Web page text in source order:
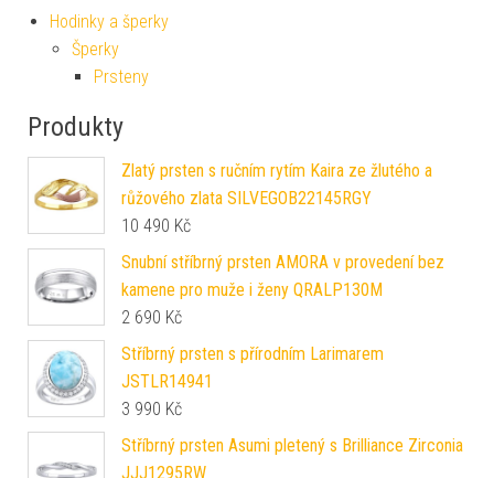
Hodinky a šperky
Šperky
Prsteny
Produkty
Zlatý prsten s ručním rytím Kaira ze žlutého a
růžového zlata SILVEGOB22145RGY
10 490 Kč
Snubní stříbrný prsten AMORA v provedení bez
kamene pro muže i ženy QRALP130M
2 690 Kč
Stříbrný prsten s přírodním Larimarem
JSTLR14941
3 990 Kč
Stříbrný prsten Asumi pletený s Brilliance Zirconia
JJJ1295RW